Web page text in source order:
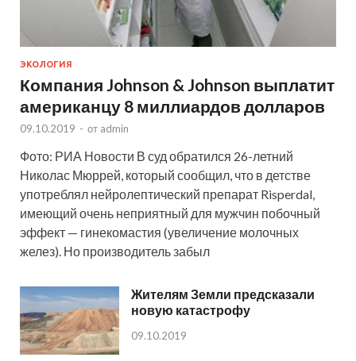
ЭКОЛОГИЯ
Компания Johnson & Johnson выплатит
американцу 8 миллиардов долларов
09.10.2019 - от admin
Фото: РИА Новости В суд обратился 26-летний
Николас Мюррей, который сообщил, что в детстве
употреблял нейролептический препарат Risperdal,
имеющий очень неприятный для мужчин побочный
эффект — гинекомастия (увеличение молочных
желез). Но производитель забыл
Жителям Земли предсказали
новую катастрофу
09.10.2019